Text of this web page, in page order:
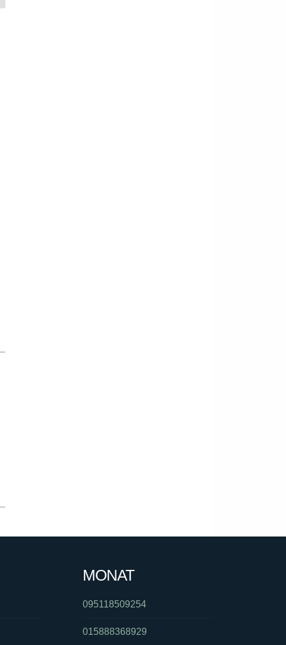
MONAT
095118509254
015888368929